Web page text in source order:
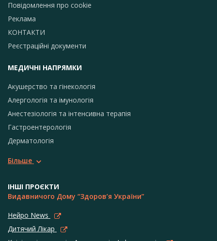
Повідомлення про сookie
Реклама
КОНТАКТИ
Реєстраційні документи
МЕДИЧНІ НАПРЯМКИ
Акушерство та гінекологія
Алергологія та імунологія
Анестезіологія та інтенсивна терапія
Гастроентерологія
Дерматологія
Більше
ІНШІ ПРОЄКТИ
Видавничого Дому “Здоров’я України”
Нейро News
Дитячий Лікар